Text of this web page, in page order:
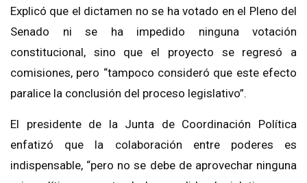
Explicó que el dictamen no se ha votado en el Pleno del
Senado ni se ha impedido ninguna votación
constitucional, sino que el proyecto se regresó a
comisiones, pero “tampoco consideró que este efecto
paralice la conclusión del proceso legislativo”.
El presidente de la Junta de Coordinación Política
enfatizó que la colaboración entre poderes es
indispensable, “pero no se debe de aprovechar ninguna